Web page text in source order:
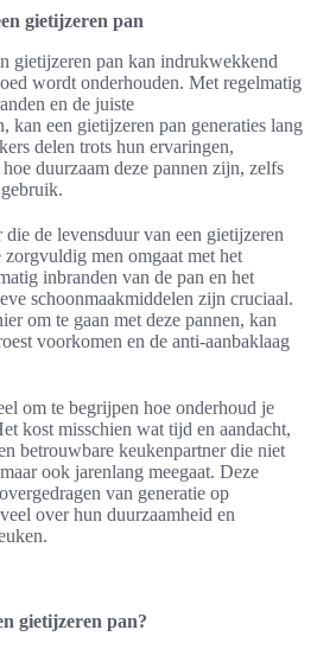
gietijzeren pan
gietijzeren pan kan indrukwekkend
wordt onderhouden. Met regelmatig
en de juiste
kan een gietijzeren pan generaties lang
delen trots hun ervaringen,
duurzaam deze pannen zijn, zelfs
de levensduur van een gietijzeren
men omgaat met het
inbranden van de pan en het
schoonmaakmiddelen zijn cruciaal.
om te gaan met deze pannen, kan
voorkomen en de anti-aanbaklaag
om te begrijpen hoe onderhoud je
kost misschien wat tijd en aandacht,
betrouwbare keukenpartner die niet
ook jarenlang meegaat. Deze
van generatie op
over hun duurzaamheid en
gietijzeren pan?